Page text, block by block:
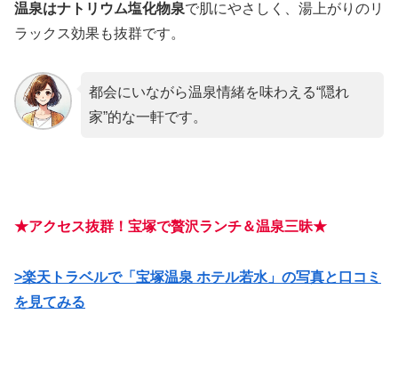
温泉はナトリウム塩化物泉で肌にやさしく、湯上がりのリ
ラックス効果も抜群です。
都会にいながら温泉情緒を味わえる“隠れ
家”的な一軒です。
★アクセス抜群！宝塚で贅沢ランチ＆温泉三昧★
>楽天トラベルで「宝塚温泉 ホテル若水」の写真と口コミ
を見てみる